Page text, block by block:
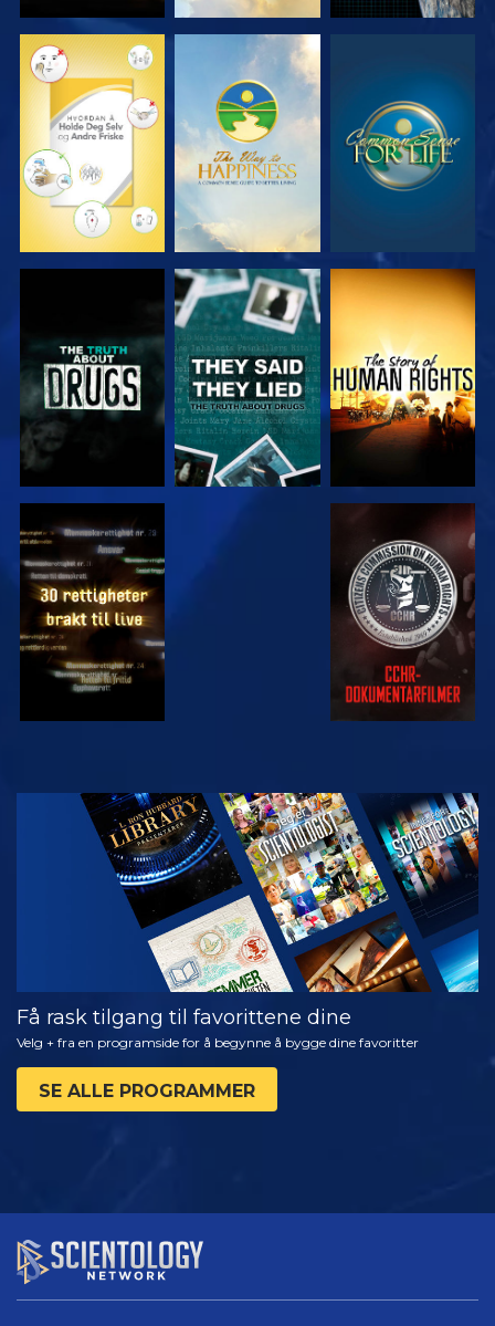
SE SE SE
SE SE
SE SE
SE
UTFORSK
SERIEN
Få rask tilgang til favorittene dine
Velg + fra en programside for å begynne å bygge dine favoritter
SE ALLE PROGRAMMER